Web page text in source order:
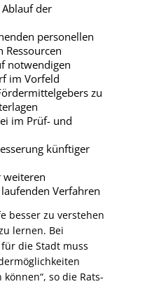
der
personellen
Ressourcen
notwendigen
im Vorfeld
zu
im Prüf- und
künftiger
weiteren
Verfahren
besser zu verstehen
lernen. Bei
die Stadt muss
so die Rats-